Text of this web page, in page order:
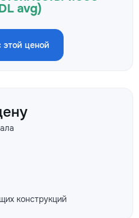
avg)
этой ценой
конструкций